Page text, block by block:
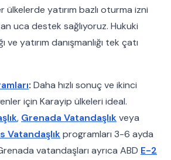
yatırım bazlı oturma izni
uca destek sağlıyoruz. Hukuki
ve yatırım danışmanlığı tek çatı
: Daha hızlı sonuç ve ikinci
için Karayip ülkeleri ideal.
, Grenada Vatandaşlıkveya
Vatandaşlıkprogramları 3-6 ayda
vatandaşları ayrıca ABD E-2